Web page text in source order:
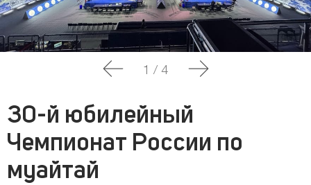
1 / 4
30-й юбилейный
Чемпионат России по
муайтай